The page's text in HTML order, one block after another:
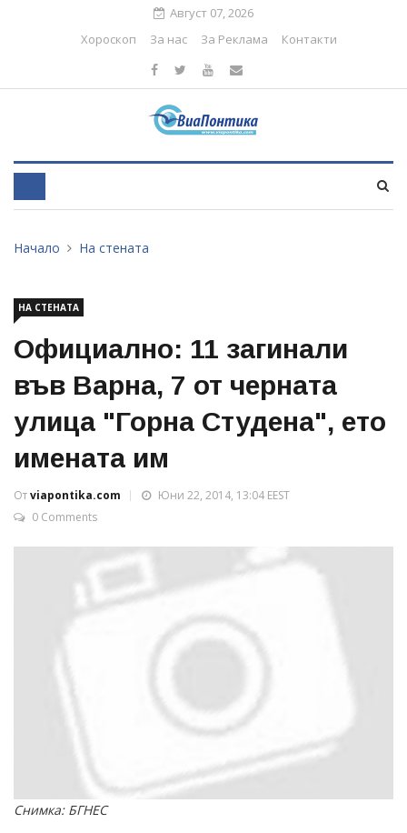
Август 07, 2026
Хороскоп
За нас За Реклама Контакти
Начало На стената
НА СТЕНАТА
Официално: 11 загинали
във Варна, 7 от черната
улица "Горна Студена", ето
имената им
Отviapontika.com
Юни 22, 2014, 13:04 EEST
0 Comments
Снимка: БГНЕС